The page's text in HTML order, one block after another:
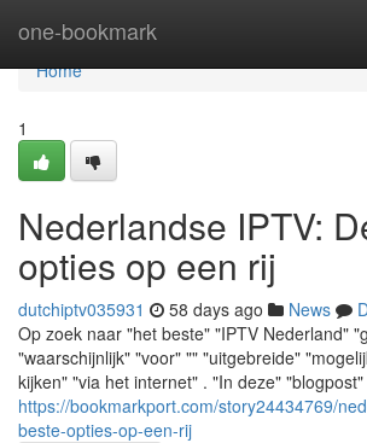
one-bookmark
Home
Home
1
Nederlandse IPTV:
opties op een rij
dutchiptv035931 58 days ago News
Op zoek naar "het beste" "IPTV Nederland"
"waarschijnlijk" "voor" "" "uitgebreide"
kijken" "via het internet" . "In deze"
https://bookmarkport.com/story24434769/
beste-opties-op-een-rij